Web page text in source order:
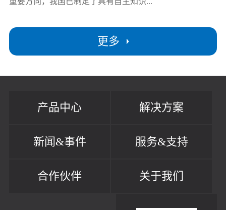
更多
产品中心 解决方案
新闻&事件 服务&支持
合作伙伴 关于我们